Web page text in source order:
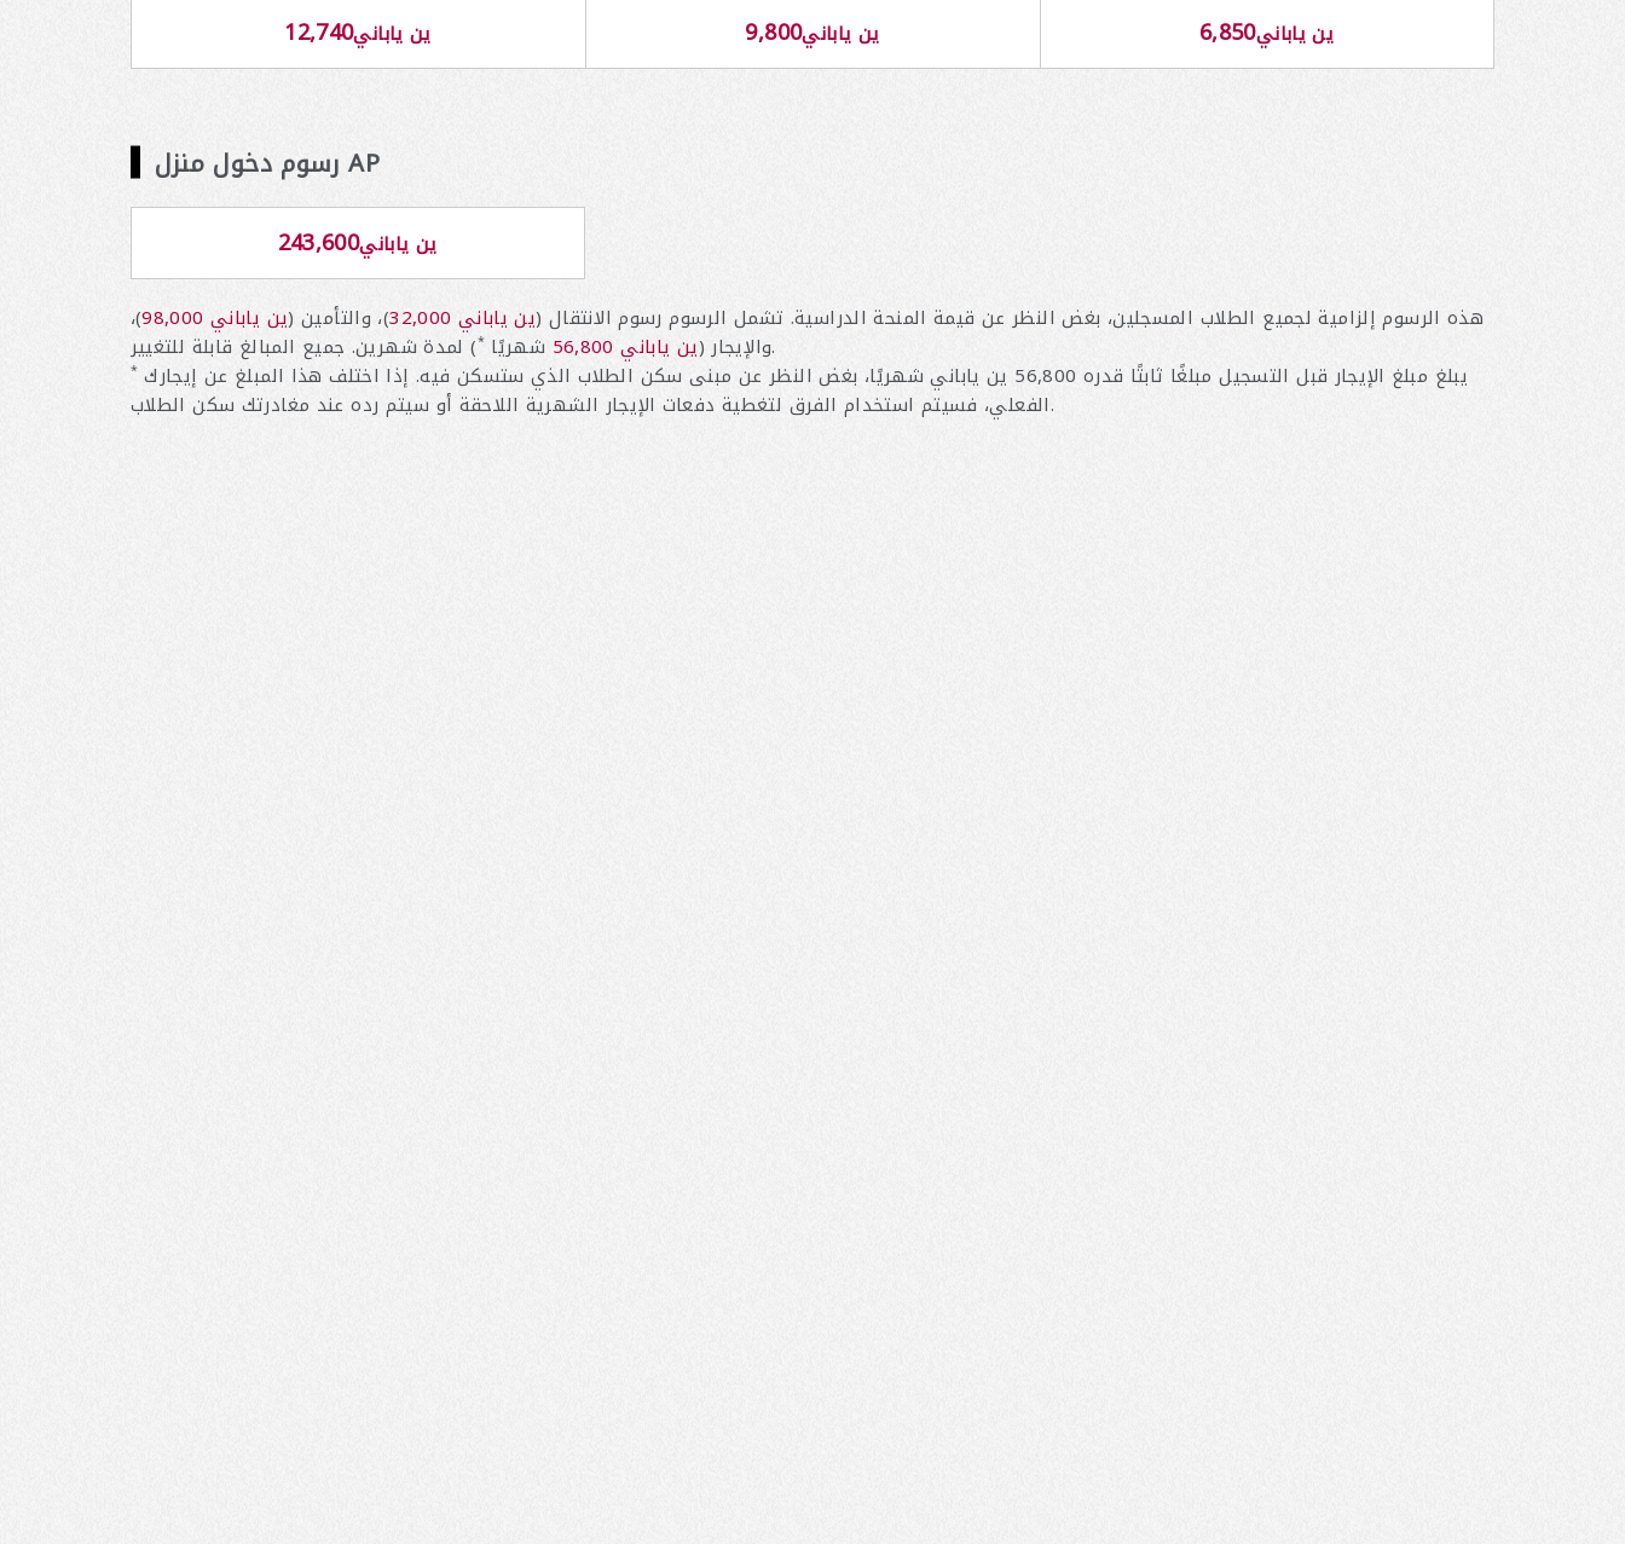
12,740ين ياباني 9,800ين ياباني 6,850ين ياباني
رسوم دخول منزل AP
243,600ين ياباني
هذه الرسوم إلزامية لجميع الطلاب المسجلين، بغض النظر عن قيمة المنحة الدراسية. تشمل الرسوم رسوم الانتقال (32,000 ين ياباني )، والتأمين (98,000 ين ياباني
)،
والإيجار (56,800 ين ياباني شهريًا* ) لمدة شهرين. جميع المبالغ قابلة للتغيير.
*يبلغ مبلغ الإيجار قبل التسجيل مبلغًا ثابتًا قدره 56,800 ين ياباني شهريًا، بغض النظر عن مبنى سكن الطلاب الذي ستسكن فيه. إذا اختلف هذا المبلغ عن إيجارك
الفعلي، فسيتم استخدام الفرق لتغطية دفعات الإيجار الشهرية اللاحقة أو سيتم رده عند مغادرتك سكن الطلاب.